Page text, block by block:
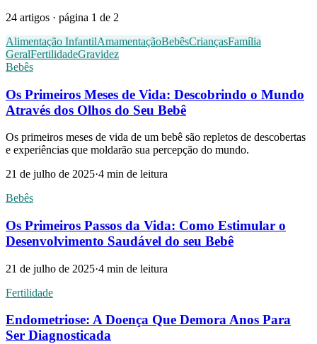
24 artigos · página 1 de 2
Alimentação InfantilAmamentaçãoBebêsCriançasFamília
GeralFertilidadeGravidez
Bebês
Os Primeiros Meses de Vida: Descobrindo o Mundo
Através dos Olhos do Seu Bebê
Os primeiros meses de vida de um bebê são repletos de descobertas
e experiências que moldarão sua percepção do mundo.
21 de julho de 2025·4 min de leitura
Bebês
Os Primeiros Passos da Vida: Como Estimular o
Desenvolvimento Saudável do seu Bebê
21 de julho de 2025·4 min de leitura
Fertilidade
Endometriose: A Doença Que Demora Anos Para
Ser Diagnosticada